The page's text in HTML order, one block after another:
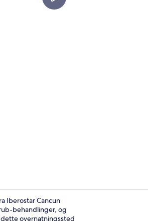
Iberostar Cancun
behandlinger, og
overnatningssted